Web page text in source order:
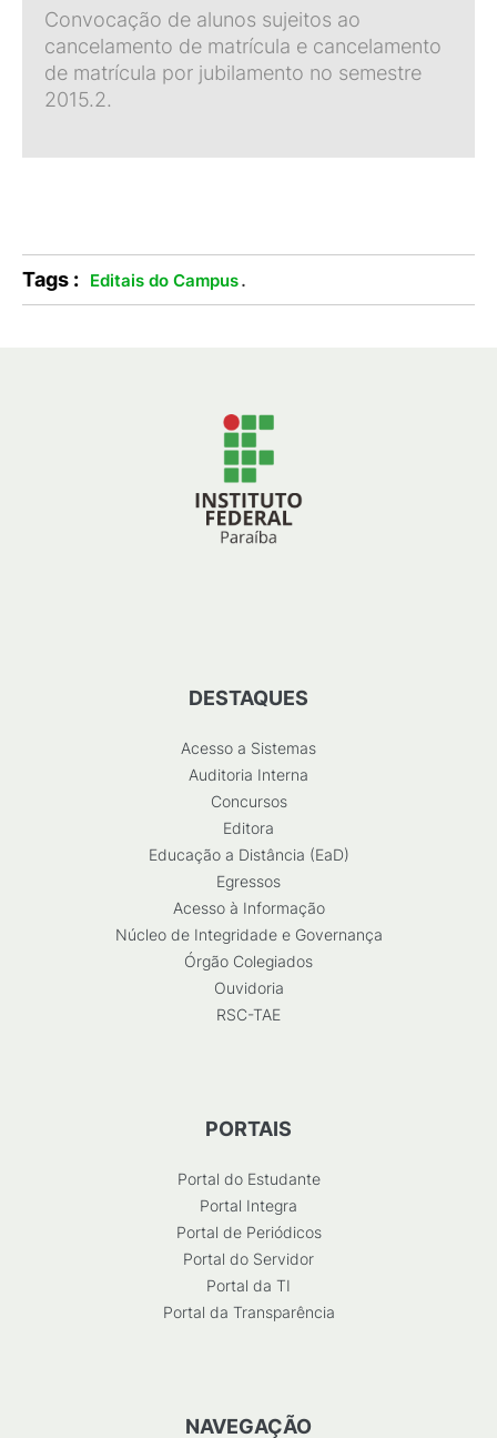
Convocação de alunos sujeitos ao
cancelamento de matrícula e cancelamento
de matrícula por jubilamento no semestre
2015.2.
Tags : Editais do Campus.
DESTAQUES
Acesso a Sistemas
Auditoria Interna
Concursos
Editora
Educação a Distância (EaD)
Egressos
Acesso à Informação
Núcleo de Integridade e Governança
Órgão Colegiados
Ouvidoria
RSC-TAE
PORTAIS
Portal do Estudante
Portal Integra
Portal de Periódicos
Portal do Servidor
Portal da TI
Portal da Transparência
NAVEGAÇÃO